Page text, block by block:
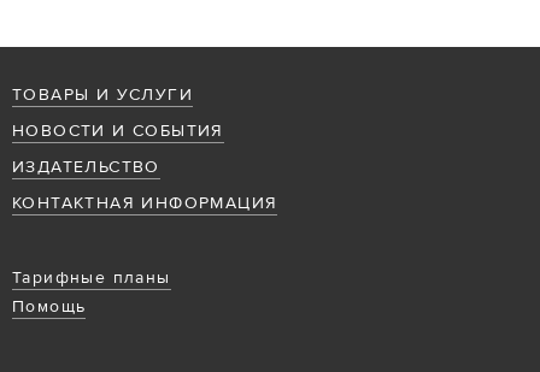
ТОВАРЫ И УСЛУГИ
НОВОСТИ И СОБЫТИЯ
ИЗДАТЕЛЬСТВО
КОНТАКТНАЯ ИНФОРМАЦИЯ
Тарифные планы
Помощь